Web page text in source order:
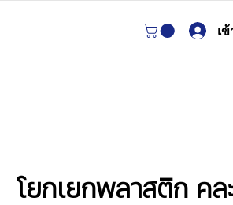
เ
โยกเยกพลาสติก คล